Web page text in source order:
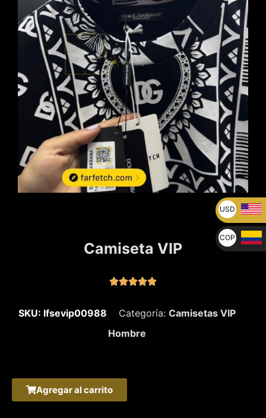
Camiseta VIP

SKU: lfsevip00988 Categoría: Camisetas VIP
Hombre
Agregar al carrito
USD
U$
COP
$